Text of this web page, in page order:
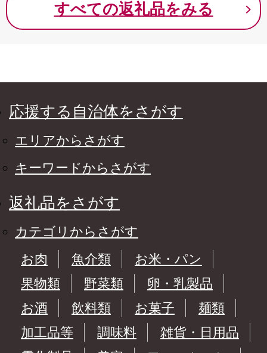
すべての返礼品をみる
応援する自治体をさがす
エリアからさがす
キーワードからさがす
返礼品をさがす
カテゴリからさがす
お肉
魚介類
お米・パン
果物類
野菜類
卵・乳製品
お酒
飲料類 お菓子
麺類
加工品等
調味料
雑貨・日用品